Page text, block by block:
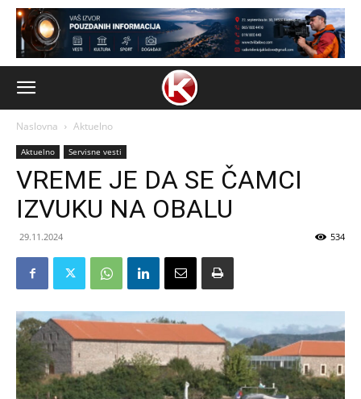
Naslovna Aktuelno
Aktuelno Servisne vesti
VREME JE DA SE ČAMCI
IZVUKU NA OBALU
29.11.2024 534